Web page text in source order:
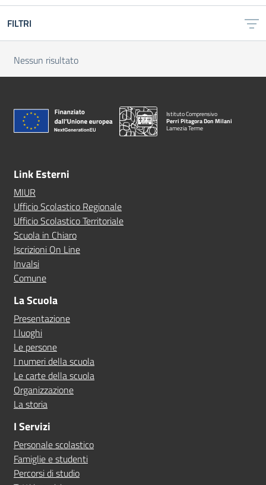
FILTRI
Nessun risultato
Istituto Comprensivo
Perri Pitagora Don Milani
Lamezia Terme
Link Esterni
MIUR
Ufficio Scolastico Regionale
Ufficio Scolastico Territoriale
Scuola in Chiaro
Iscrizioni On Line
Invalsi
Comune
La Scuola
Presentazione
I luoghi
Le persone
I numeri della scuola
Le carte della scuola
Organizzazione
La storia
I Servizi
Personale scolastico
Famiglie e studenti
Percorsi di studio